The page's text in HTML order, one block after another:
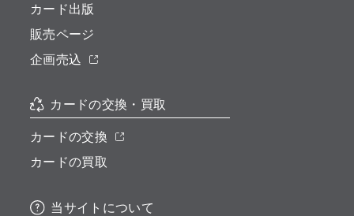
カード出版
販売ページ
企画売込
カードの交換・買取
カードの交換
カードの買取
当サイトについて